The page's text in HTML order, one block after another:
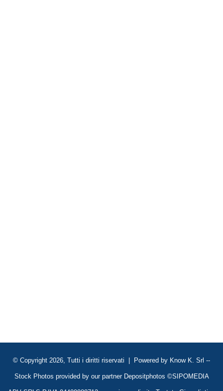
© Copyright 2026, Tutti i diritti riservati | Powered by Know K. Srl --
Stock Photos provided by our partner Depositphotos ©SIPOMEDIA